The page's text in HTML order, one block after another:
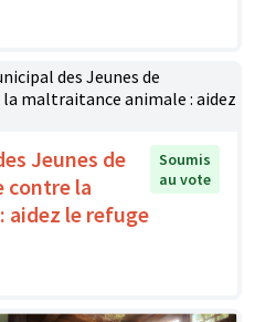
Jeunes de
contre la
aidez le refuge
Soumis
au vote